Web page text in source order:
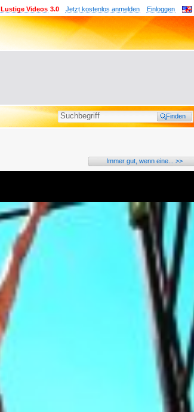
Einloggen
Jetzt kostenlos anmelden
Lustige Videos 3.0
Immer gut, wenn eine... >>